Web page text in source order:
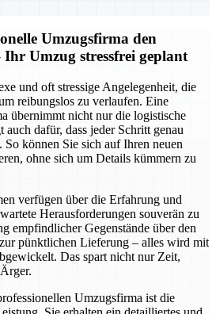
Umzugsfirma den
Umzug stressfrei geplant
und oft stressige Angelegenheit, die
reibungslos zu verlaufen. Eine
übernimmt nicht nur die logistische
dafür, dass jeder Schritt genau
So können Sie sich auf Ihren neuen
ohne sich um Details kümmern zu
verfügen über die Erfahrung und
Herausforderungen souverän zu
empfindlicher Gegenstände über den
pünktlichen Lieferung – alles wird mit
Das spart nicht nur Zeit,
Umzugsfirma ist die